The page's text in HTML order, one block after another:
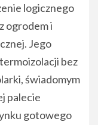
logicznego
ogrodem i
Jego
bez
świadomym
palecie
gotowego